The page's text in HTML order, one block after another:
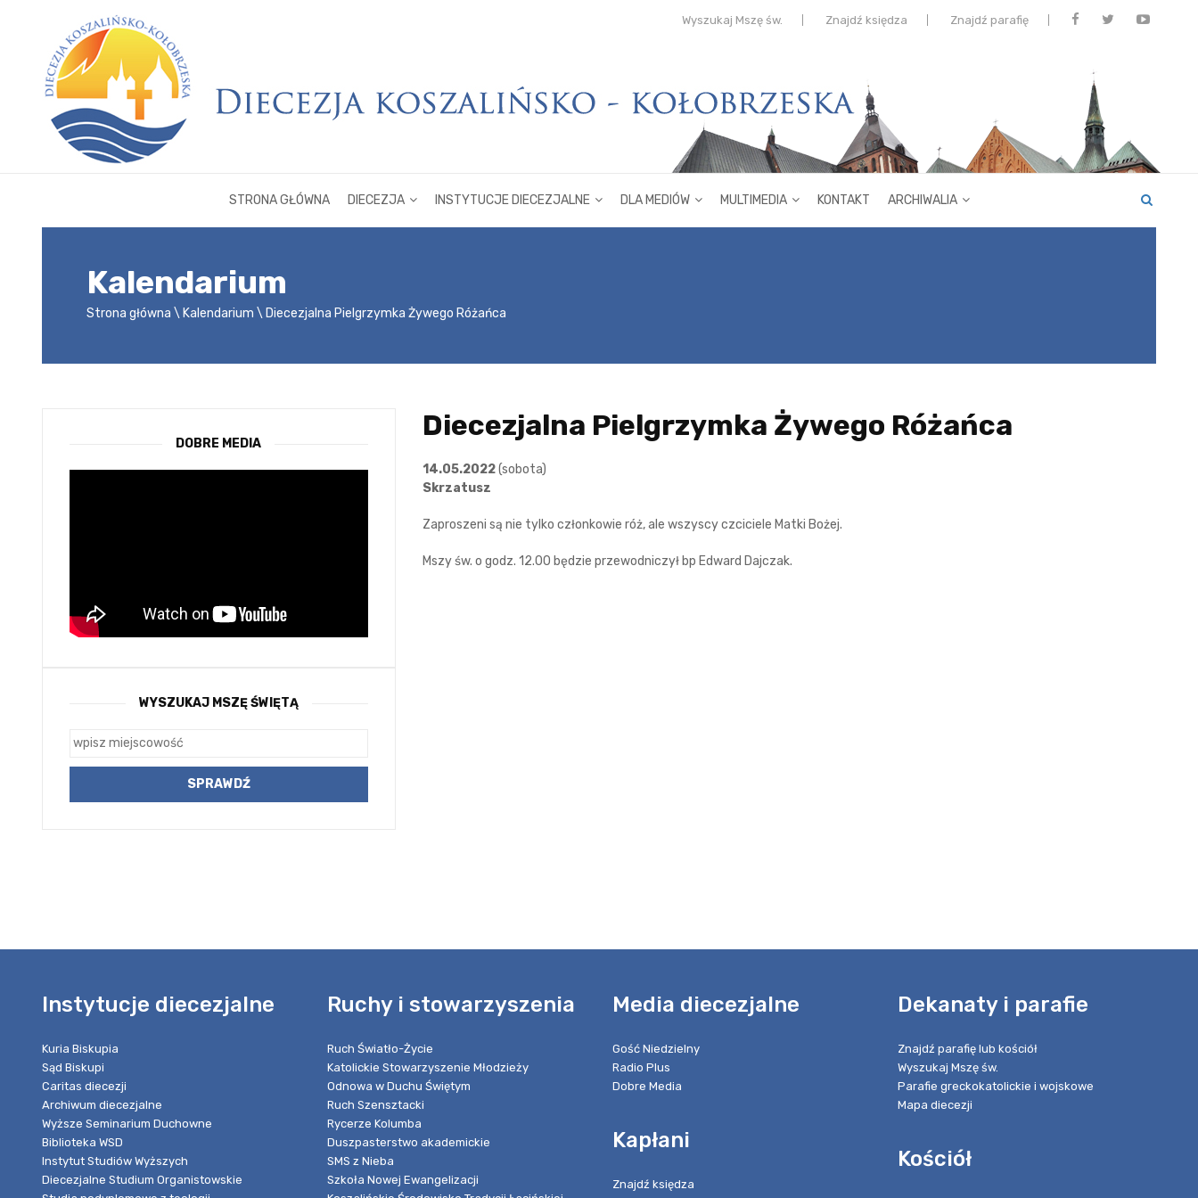
Wyszukaj Mszę św. Znajdź księdza Znajdź parafię
STRONA GŁÓWNA DIECEZJA INSTYTUCJE DIECEZJALNE DLA MEDIÓW MULTIMEDIA KONTAKT ARCHIWALIA
Kalendarium
Strona główna Kalendarium Diecezjalna Pielgrzymka Żywego Różańca
Diecezjalna Pielgrzymka Żywego Różańca
14.05.2022(sobota)
Skrzatusz
Zaproszeni są nie tylko członkowie róż, ale wszyscy czciciele Matki Bożej.
Mszy św. o godz. 12.00 będzie przewodniczył bp Edward Dajczak.
DOBRE MEDIA
WYSZUKAJ MSZĘ ŚWIĘTĄ
Instytucje diecezjalne
Kuria Biskupia
Sąd Biskupi
Caritas diecezji
Archiwum diecezjalne
Wyższe Seminarium Duchowne
Biblioteka WSD
Instytut Studiów Wyższych
Diecezjalne Studium Organistowskie
Ruchy i stowarzyszenia
Ruch Światło-Życie
Katolickie Stowarzyszenie Młodzieży
Odnowa w Duchu Świętym
Ruch Szensztacki
Rycerze Kolumba
Duszpasterstwo akademickie
SMS z Nieba
Szkoła Nowej Ewangelizacji
Media diecezjalne
Gość Niedzielny
Radio Plus
Dobre Media
Kapłani
Znajdź księdza
Dekanaty i parafie
Znajdź parafię lub kościół
Wyszukaj Mszę św.
Parafie greckokatolickie i wojskowe
Mapa diecezji
Kościół